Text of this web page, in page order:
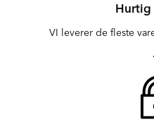
Hurtig
VI leverer de fleste